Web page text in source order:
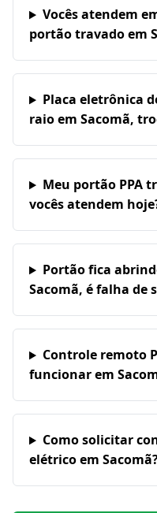
Vocês atendem
portão travado em
Placa eletrônica
raio em Sacomã,
Meu portão PPA
vocês atendem
Portão fica
Sacomã, é falha de
Controle remoto
funcionar em
Como solicitar
elétrico em